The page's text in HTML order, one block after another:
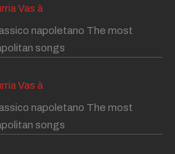
Vas à
napoletano The most
songs
Vas à
napoletano The most
songs